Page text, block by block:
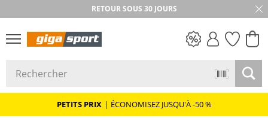
RETOUR SOUS 30 JOURS
PETITS PRIX | ÉCONOMISEZ JUSQU'À -50 %